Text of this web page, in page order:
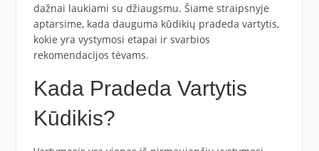
dažnai laukiami su džiaugsmu. Šiame straipsnyje
aptarsime, kada dauguma kūdikių pradeda vartytis,
kokie yra vystymosi etapai ir svarbios
rekomendacijos tėvams.
Kada Pradeda Vartytis
Kūdikis?